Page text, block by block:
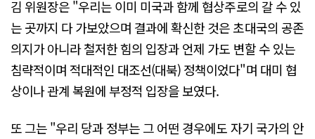
김 위원장은 "우리는 이미 미국과 함께 협상주로의 갈 수 있
는 곳까지 다 가보았으며 결과에 확신한 것은 초대국의 공존
의지가 아니라 철저한 힘의 입장과 언제 가도 변할 수 있는
침략적이며 적대적인 대조선(대북) 정책이었다"며 대미 협
상이나 관계 복원에 부정적 입장을 보였다.
또 그는 "우리 당과 정부는 그 어떤 경우에도 자기 국가의 안